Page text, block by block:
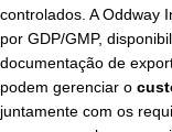
controlados. A Oddway
por GDP/GMP,
documentação de
podem gerenciar o
juntamente com os